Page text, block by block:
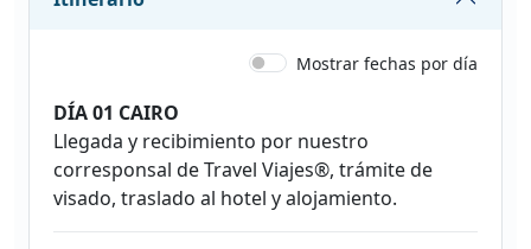
Mostrar fechas por día
DÍA 01 CAIRO
Llegada y recibimiento por nuestro
corresponsal de Travel Viajes®, trámite de
visado, traslado al hotel y alojamiento.